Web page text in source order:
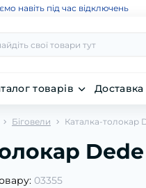
навіть під час відключень
товарів Доставка
Біговели Каталка-толокар
03355